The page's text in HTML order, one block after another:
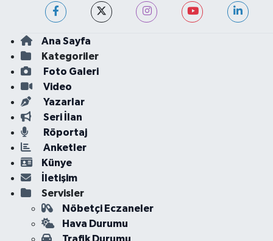
Ana Sayfa
Kategoriler
Foto Galeri
Video
Yazarlar
Seri İlan
Röportaj
Anketler
Künye
İletişim
Servisler
Nöbetçi Eczaneler
Hava Durumu
Trafik Durumu